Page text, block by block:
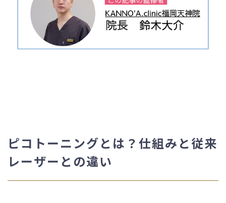
ピコトーニングとは？仕組みと従来
レーザーとの違い